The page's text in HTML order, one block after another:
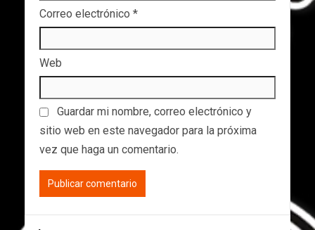
Correo electrónico *
Web
Guardar mi nombre, correo electrónico y
sitio web en este navegador para la próxima
vez que haga un comentario.